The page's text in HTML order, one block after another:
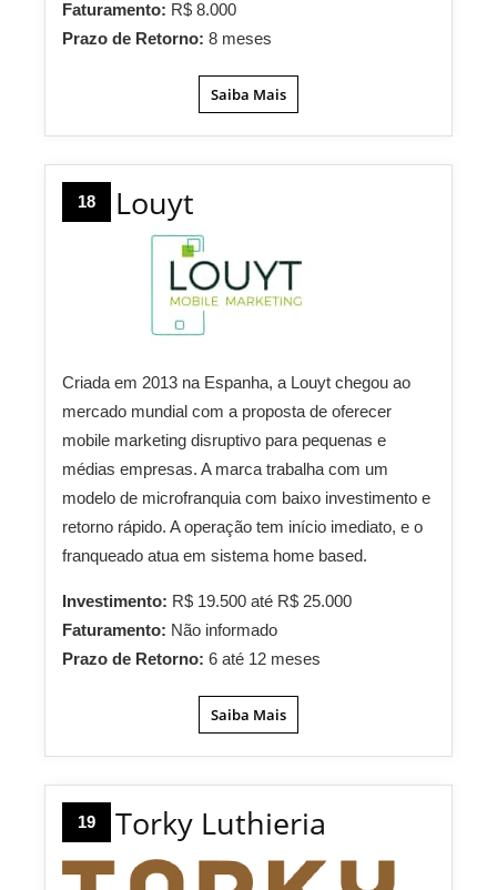
Faturamento: R$ 8.000
Prazo de Retorno: 8 meses
Saiba Mais
18 Louyt
Criada em 2013 na Espanha, a Louyt chegou ao
mercado mundial com a proposta de oferecer
mobile marketing disruptivo para pequenas e
médias empresas. A marca trabalha com um
modelo de microfranquia com baixo investimento e
retorno rápido. A operação tem início imediato, e o
franqueado atua em sistema home based.
Investimento: R$ 19.500 até R$ 25.000
Faturamento: Não informado
Prazo de Retorno: 6 até 12 meses
Saiba Mais
19 Torky Luthieria